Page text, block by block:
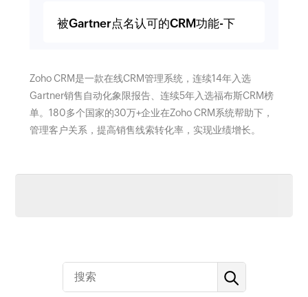
被Gartner点名认可的CRM功能-下
Zoho CRM是一款在线CRM管理系统，连续14年入选
Gartner销售自动化象限报告、连续5年入选福布斯CRM榜
单。180多个国家的30万+企业在Zoho CRM系统帮助下，
管理客户关系，提高销售线索转化率，实现业绩增长。